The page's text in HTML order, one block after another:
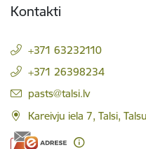
Kontakti
+371 63232110
+371 26398234
E-pasts:
pasts@talsi.lv
Kareivju iela 7, Talsi,